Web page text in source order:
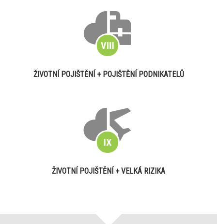
ŽIVOTNÍ POJIŠTĚNÍ + POJIŠTĚNÍ PODNIKATELŮ
ŽIVOTNÍ POJIŠTĚNÍ + VELKÁ RIZIKA